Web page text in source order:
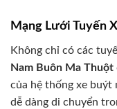
Mạng Lưới Tuyến
Không chỉ có các
Nam Buôn Ma Thuột
của hệ thống xe buýt
dễ dàng di chuyển